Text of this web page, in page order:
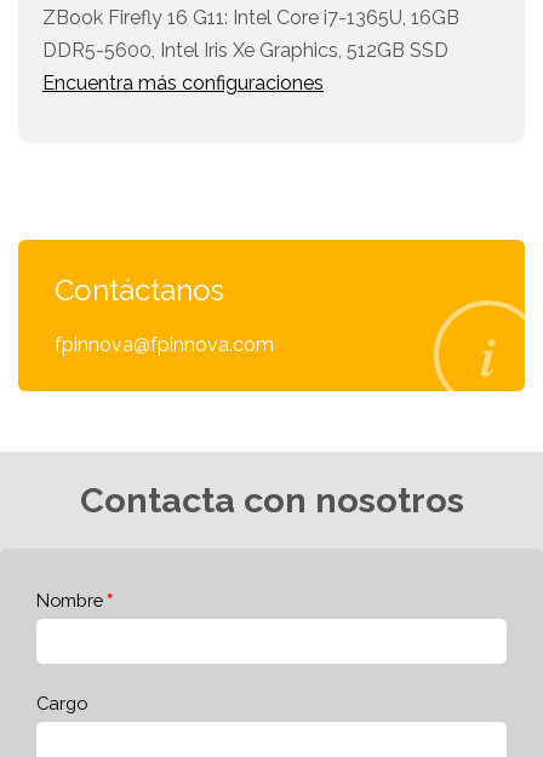
ZBook Firefly 16 G11: Intel Core i7-1365U, 16GB
DDR5-5600, Intel Iris Xe Graphics, 512GB SSD
Encuentra más configuraciones
Contáctanos
fpinnova@fpinnova.com
Contacta con nosotros
Nombre
Cargo